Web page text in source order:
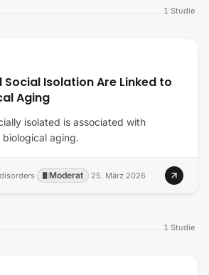
1 Studie
Social Isolation Are Linked to
Aging
isolated is associated with
aging.
· Moderat ·25. März 2026
1 Studie